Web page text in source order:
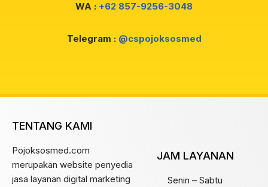
WA : +62 857-9256-3048
Telegram : @cspojoksosmed
TENTANG KAMI
Pojoksosmed.com
merupakan website penyedia
jasa layanan digital marketing
JAM LAYANAN
Senin – Sabtu